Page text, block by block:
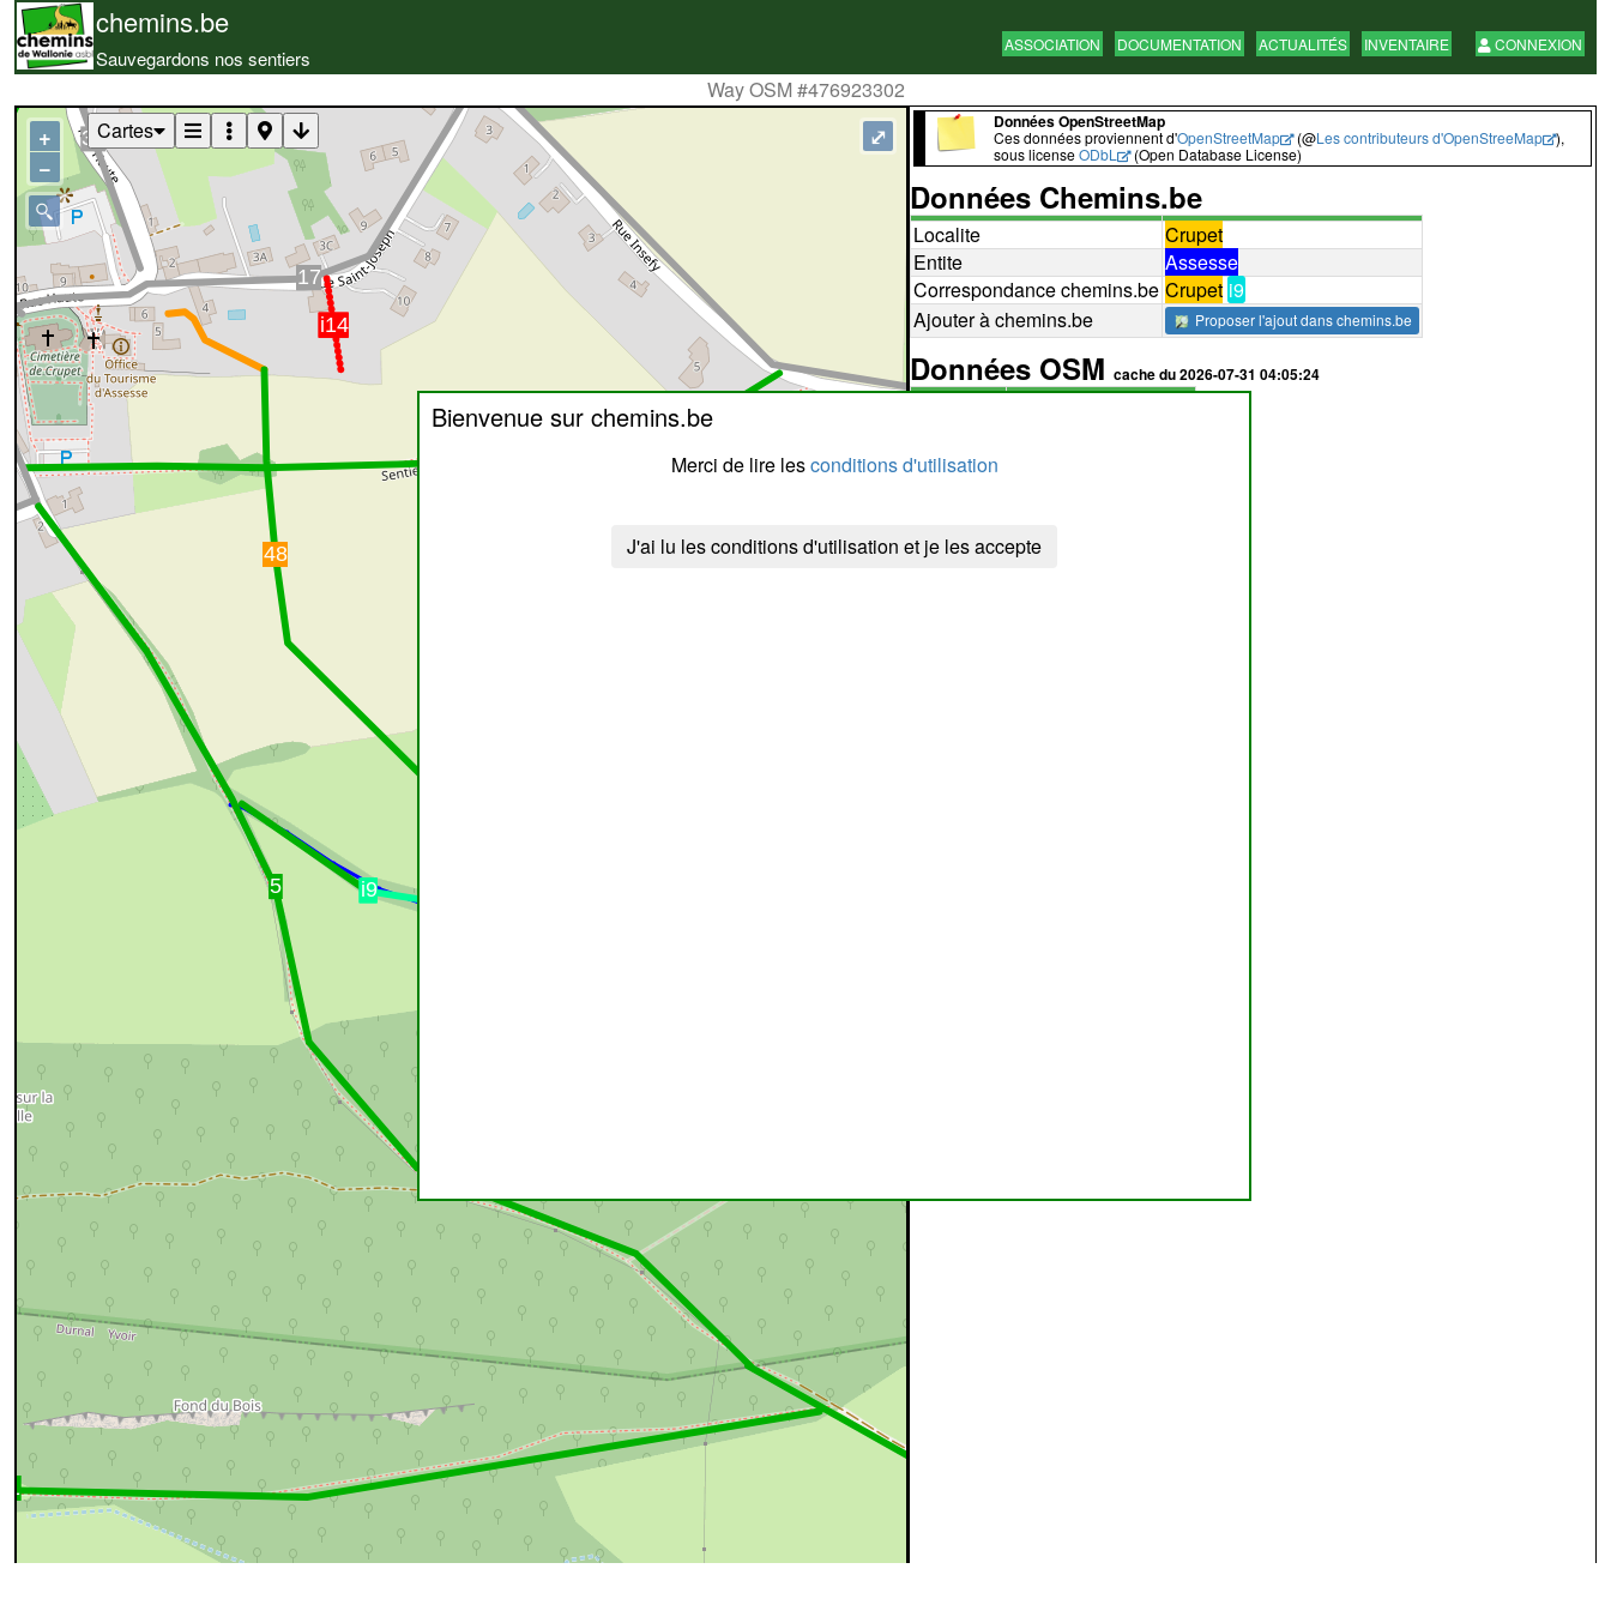
chemins.be
Sauvegardons nos sentiers
ASSOCIATION DOCUMENTATION ACTUALITÉS INVENTAIRE CONNEXION
Way OSM #476923302
Bienvenue sur chemins.be
Merci de lire lesconditions d'utilisation
J'ai lu les conditions d'utilisation et je les accepte
+
−
⤢
Cartes Données OpenStreetMap
Ces données proviennent d'OpenStreetMap (@Les contributeurs d'OpenStreeMap
),
sous licenseODbL (Open Database License)
Données Chemins.be
Localite
Crupet
Entite
Assesse
Correspondance chemins.be Crupet i9
Ajouter à chemins.be
Proposer l'ajout dans chemins.be
Données OSM cache du 2026-07-31 04:05:24
highway